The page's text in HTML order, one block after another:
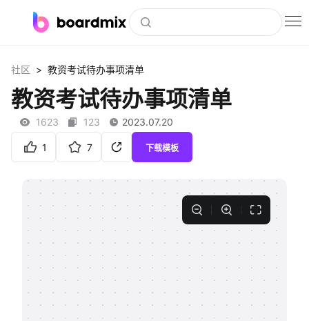
社区资源
下载
会员
私有化部署
社区 > 教资考试待办事项清单
教资考试待办事项清单
1623 123 2023.07.20
1 7 下载模板